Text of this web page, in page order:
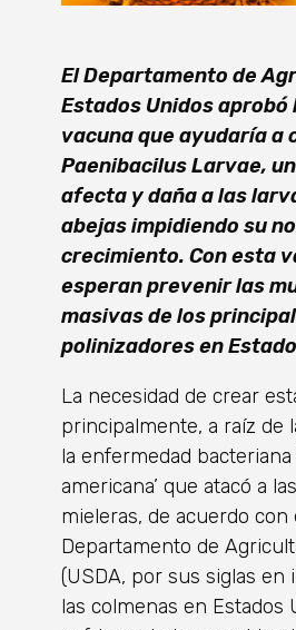
El Departamento de
Estados Unidos aprobó
vacuna que ayudaría a
Paenibacilus Larvae,
afecta y daña a las
abejas impidiendo su
crecimiento. Con esta
esperan prevenir las
masivas de los
polinizadores en
La necesidad de crear
principalmente, a raíz de
la enfermedad bacteriana
americana’ que atacó a
mieleras, de acuerdo con
Departamento de
(USDA, por sus siglas en
las colmenas en Estados